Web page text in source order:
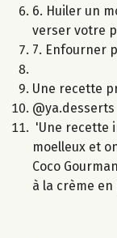
6. Huiler un
verser votre
7. Enfourner
Une recette
@ya.desserts
'Une recette
moelleux et
Coco
à la crème